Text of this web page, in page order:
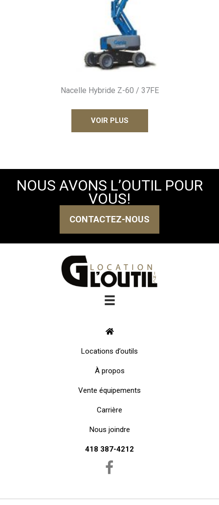
Nacelle Hybride Z-60 / 37FE
VOIR PLUS
NOUS AVONS L’OUTIL POUR
VOUS!
CONTACTEZ-NOUS
Locations d’outils
À propos
Vente équipements
Carrière
Nous joindre
418 387-4212